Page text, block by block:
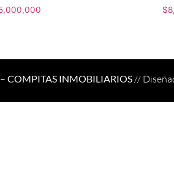
$
COMPITAS INMOBILIARIOS //